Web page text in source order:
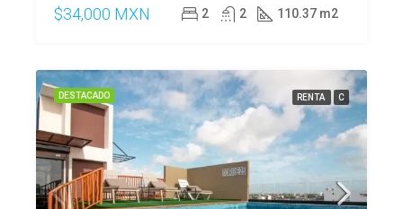
$34,000 MXN 2 2 110.37 m2
DESTACADO RENTA C